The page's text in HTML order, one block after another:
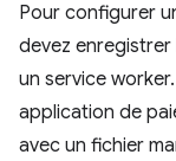
Pour configurer
devez
un service
application de
avec un fichier